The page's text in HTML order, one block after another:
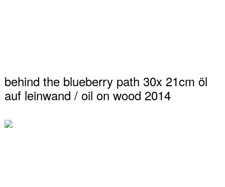
behind the blueberry path 30x 21cm öl
auf leinwand / oil on wood 2014